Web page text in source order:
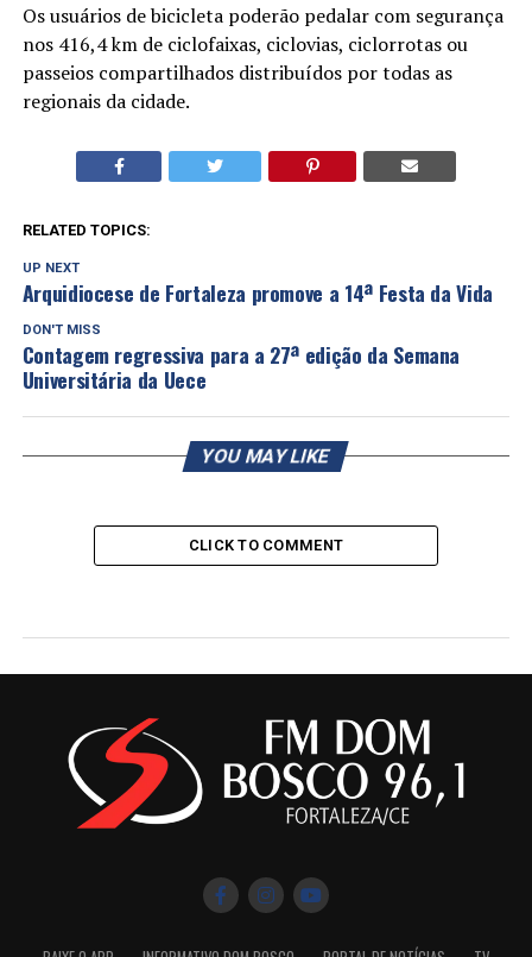
Os usuários de bicicleta poderão pedalar com segurança
nos 416,4 km de ciclofaixas, ciclovias, ciclorrotas ou
passeios compartilhados distribuídos por todas as
regionais da cidade.
RELATED TOPICS:
UP NEXT
Arquidiocese de Fortaleza promove a 14ª Festa da Vida
DON'T MISS
Contagem regressiva para a 27ª edição da Semana
Universitária da Uece
YOU MAY LIKE
CLICK TO COMMENT